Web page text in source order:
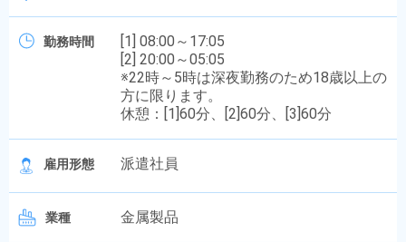
勤務時間
[1] 08:00～17:05
[2] 20:00～05:05
※22時～5時は深夜勤務のため18歳以上の
方に限ります。
休憩：[1]60分、[2]60分、[3]60分
雇用形態 派遣社員
業種 金属製品